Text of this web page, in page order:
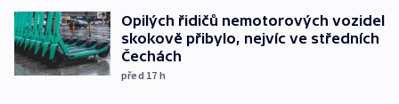
Opilých řidičů nemotorových vozidel
skokově přibylo, nejvíc ve středních
Čechách
před 17 h